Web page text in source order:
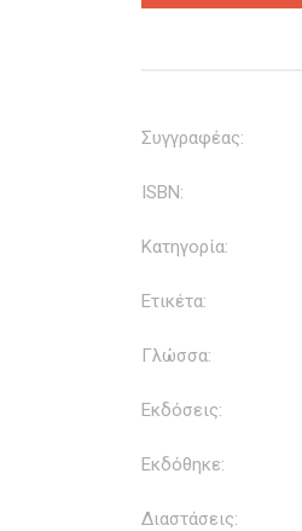
Συγγραφέας:
ISBN:
Κατηγορία:
Ετικέτα:
Γλώσσα:
Εκδόσεις:
Εκδόθηκε:
Διαστάσεις: